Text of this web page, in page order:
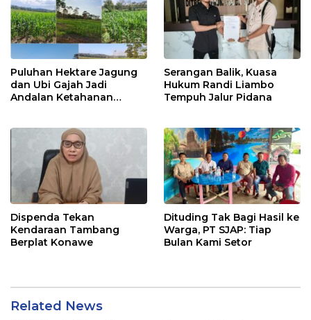
Puluhan Hektare Jagung
dan Ubi Gajah Jadi
Andalan Ketahanan
Serangan Balik, Kuasa
Hukum Randi Liambo
Tempuh Jalur Pidana
Dispenda Tekan
Kendaraan Tambang
Berplat Konawe
Dituding Tak Bagi Hasil ke
Warga, PT SJAP: Tiap
Bulan Kami Setor
Related News